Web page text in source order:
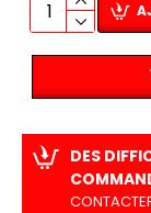
DES